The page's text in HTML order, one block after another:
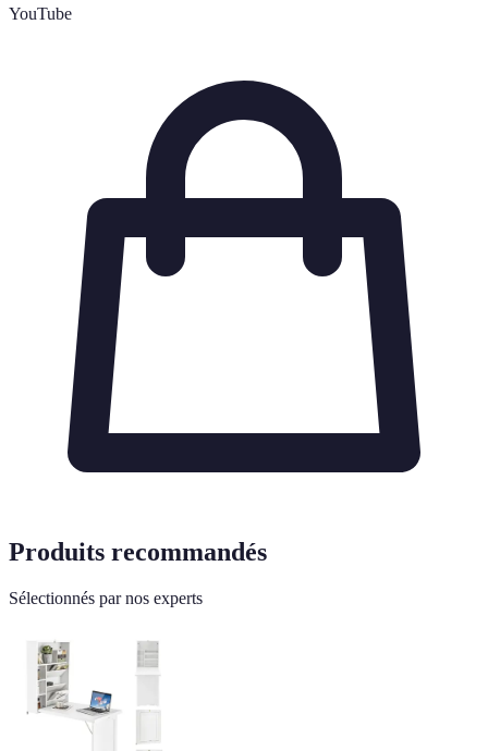
YouTube
Produits recommandés
Sélectionnés par nos experts